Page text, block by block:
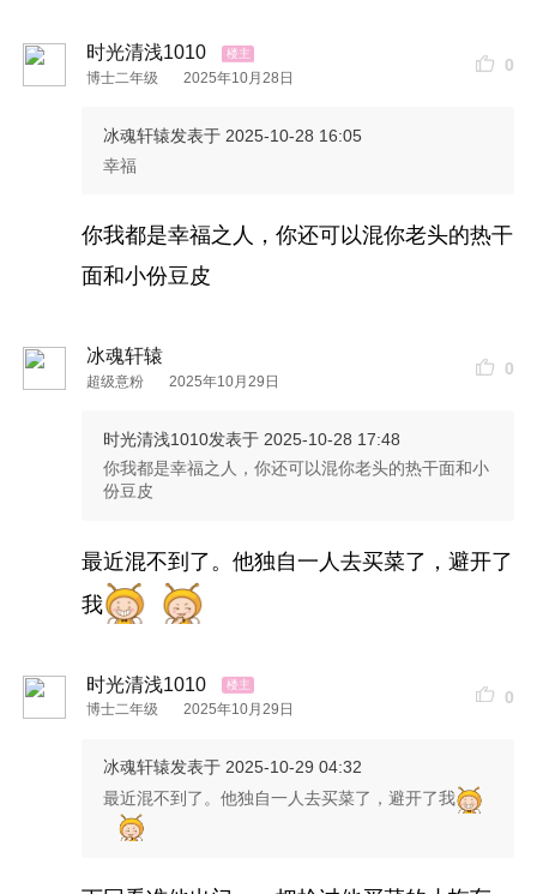
时光 有时很残酷，让晚年老人的背影看起来那么落
寂，无论曾经如何挺拔伟岸。
觉得自己特没出息，一辈子就栖息在
出晚归，吃着妈妈做的饭，重复着每一个相似的昨
天。现在想想，其实这种日子也挺好，古人云，
0年前 那个充满希望的世界。
时光清浅1010
博士二年级 2025年10月28日
0
冰魂轩辕发表于 2025-10-28 16:05
幸福
你我都是幸福之人，你还可以混你老头的热干
面和小份豆皮
冰魂轩辕
超级意粉 2025年10月29日
0
时光清浅1010发表于 2025-10-28 17:48
你我都是幸福之人，你还可以混你老头的热干面和小
份豆皮
最近混不到了。他独自一人去买菜了，避开了
我
时光清浅1010
博士二年级 2025年10月29日
0
冰魂轩辕发表于 2025-10-29 04:32
最近混不到了。他独自一人去买菜了，避开了我